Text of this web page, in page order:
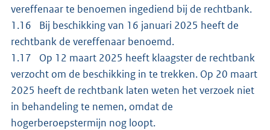
vereffenaar te benoemen ingediend bij de rechtbank.
1.16 Bij beschikking van 16 januari 2025 heeft de
rechtbank de vereffenaar benoemd.
1.17 Op 12 maart 2025 heeft klaagster de rechtbank
verzocht om de beschikking in te trekken. Op 20 maart
2025 heeft de rechtbank laten weten het verzoek niet
in behandeling te nemen, omdat de
hogerberoepstermijn nog loopt.